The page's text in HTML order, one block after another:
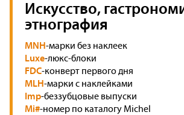
Искусство,
этнография
MNH-марки без наклеек
Luxe-люкс-блоки
FDC-конверт первого дня
MLH-марки с наклейками
Imp-беззубцовые выпуски
Mi#-номер по каталогу Michel